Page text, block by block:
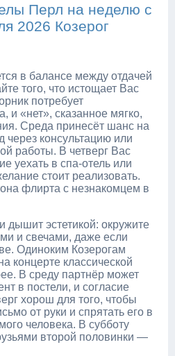
Перл на неделю с
2026 Козерог
в балансе между отдачей
того, что истощает Вас
потребует
и «нет», сказанное мягко,
Среда принесёт шанс на
через консультацию или
работы. В четверг Вас
уехать в спа-отель или
стоит реализовать.
флирта с незнакомцем в
дышит эстетикой: окружите
и свечами, даже если
Одиноким Козерогам
концерте классической
В среду партнёр может
в постели, и согласие
хорош для того, чтобы
от руки и спрятать его в
человека. В субботу
второй половинки —